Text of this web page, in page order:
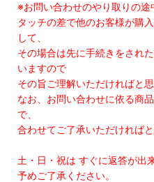
※お問い合わせのやり取りの途
タッチの差で他のお客様が購
して、
その場合は先に手続きをされ
いますので
その旨ご理解いただければと思
なお、お問い合わせに依る商
で、
合わせてご了承いただければと
土・日・祝は すぐに返答が出
予めご了承ください。